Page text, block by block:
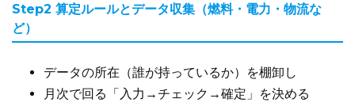
Step2 算定ルールとデータ収集（燃料・電力・物流な
ど）
データの所在（誰が持っているか）を棚卸し
月次で回る「入力→チェック→確定」を決める